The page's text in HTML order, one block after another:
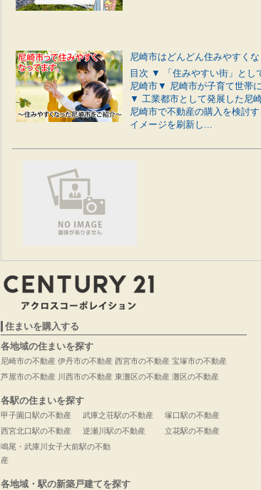
尼崎市はどんどん住みやすく
目次 ▼ 「住みやすい街」とし
尼崎市▼ 尼崎市が子育て世帯
▼ 工業都市として発展した尼
尼崎市で不動産の購入を検討
イメージを刷新し...
住まいを購入する
各地域の住まいを探す
尼崎市の不動産
芦屋市の不動産
伊丹市の不動産
川西市の不動産
西宮市の不動産
東灘区の不動産
宝塚市の不動産
灘区の不動産
各駅の住まいを探す
甲子園口駅の不動産
西宮北口駅の不動産
武庫之荘駅の不動産
逆瀬川駅の不動産
塚口駅の不動産
立花駅の不動産
鳴尾・武庫川女子大前駅の不動
産
各地域・駅の新築戸建てを探す